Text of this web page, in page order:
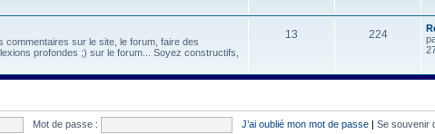
commentaires sur le site, le forum, faire des
profondes ;) sur le forum... Soyez constructifs,
13 224
Mot de passe : J’ai oublié mon mot de passe | Se souvenir